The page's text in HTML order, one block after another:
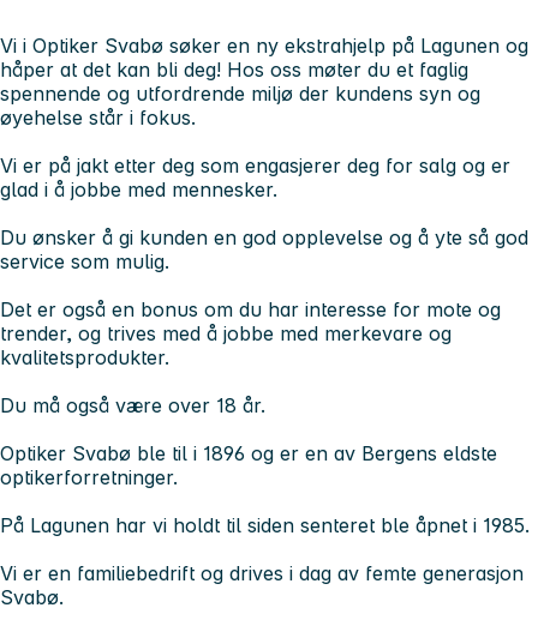
Vi i Optiker Svabø søker en ny ekstrahjelp på Lagunen og
håper at det kan bli deg! Hos oss møter du et faglig
spennende og utfordrende miljø der kundens syn og
øyehelse står i fokus.
Vi er på jakt etter deg som engasjerer deg for salg og er
glad i å jobbe med mennesker.
Du ønsker å gi kunden en god opplevelse og å yte så god
service som mulig.
Det er også en bonus om du har interesse for mote og
trender, og trives med å jobbe med merkevare og
kvalitetsprodukter.
Du må også være over 18 år.
Optiker Svabø ble til i 1896 og er en av Bergens eldste
optikerforretninger.
På Lagunen har vi holdt til siden senteret ble åpnet i 1985.
Vi er en familiebedrift og drives i dag av femte generasjon
Svabø.